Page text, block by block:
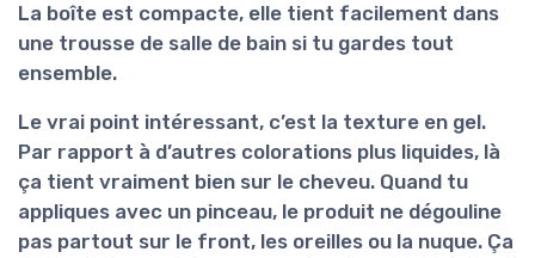
La boîte est compacte, elle tient facilement dans
une trousse de salle de bain si tu gardes tout
ensemble.
Le vrai point intéressant, c’est la texture en gel.
Par rapport à d’autres colorations plus liquides, là
ça tient vraiment bien sur le cheveu. Quand tu
appliques avec un pinceau, le produit ne dégouline
pas partout sur le front, les oreilles ou la nuque. Ça